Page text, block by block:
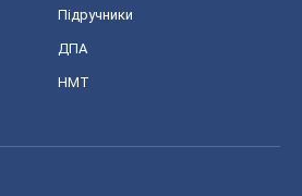
Підручники
ДПА
НМТ